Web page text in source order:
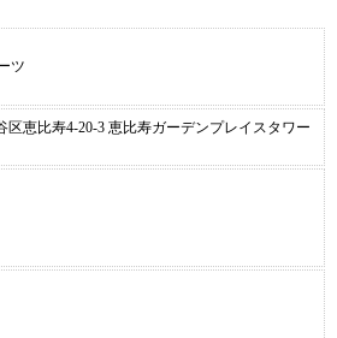
ツ
恵比寿4-20-3 恵比寿ガーデンプレイスタワー